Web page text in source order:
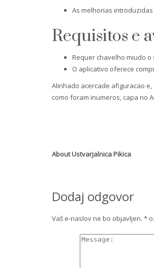
As melhorias
Requisitos e
Requer chavelho miudo o
O aplicativo oferece
Alinhado acercade afiguracao
como foram inumeros, capa no
AboutUstvarjalnica Pikica
Dodaj odgovor
Vaš e-naslov ne bo objavljen. *